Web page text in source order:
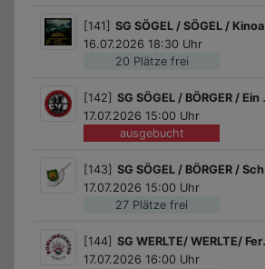
20 Plätze frei
[141] SG SÖGEL / SÖGEL / Kinoabend "Der wilde Roboter
16.07.2026 18:30 Uhr
ausgebucht
[142] SG SÖGEL / BÖRGER / Ein spannender Nachmittag bei der Feuerwehr in Börger
17.07.2026 15:00 Uhr
27 Plätze frei
[143] SG SÖGEL / BÖRGER / Schnupperschießen
17.07.2026 15:00 Uhr
[144] SG WERLTE/ WERLTE/ Ferienbowling in Werlte
17.07.2026 16:00 Uhr